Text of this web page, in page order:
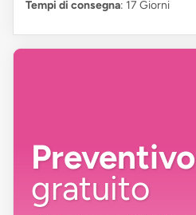
Tempi di consegna: 17 Giorni
Preventivo
gratuito